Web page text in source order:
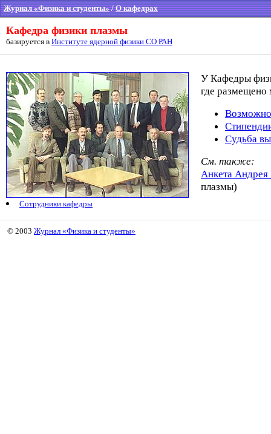
Журнал «Физика и студенты»/О кафедрах
Кафедра физики плазмы
базируется в Институте ядерной физики СО РАН
Сотрудники кафедры
У Кафедры
где
Судьба
См. также:
Анкета
плазмы)
© 2003 Журнал «Физика и студенты»